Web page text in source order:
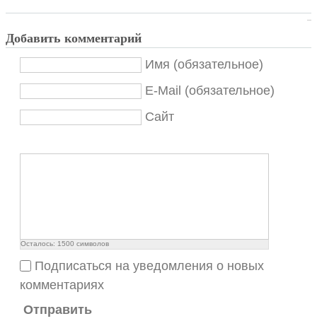
Добавить комментарий
Имя (обязательное)
E-Mail (обязательное)
Сайт
Осталось: 1500 символов
Подписаться на уведомления о новых
комментариях
Отправить